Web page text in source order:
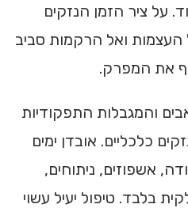
על ציר הזמן הנזקים
העצמות ואל הרקמות סביב
את המפרק.
והמגבלות התפקודיות
כלכליים. אובדן ימים
אשפוזים, ניתוחים,
בלבד. טיפול יעיל עשוי